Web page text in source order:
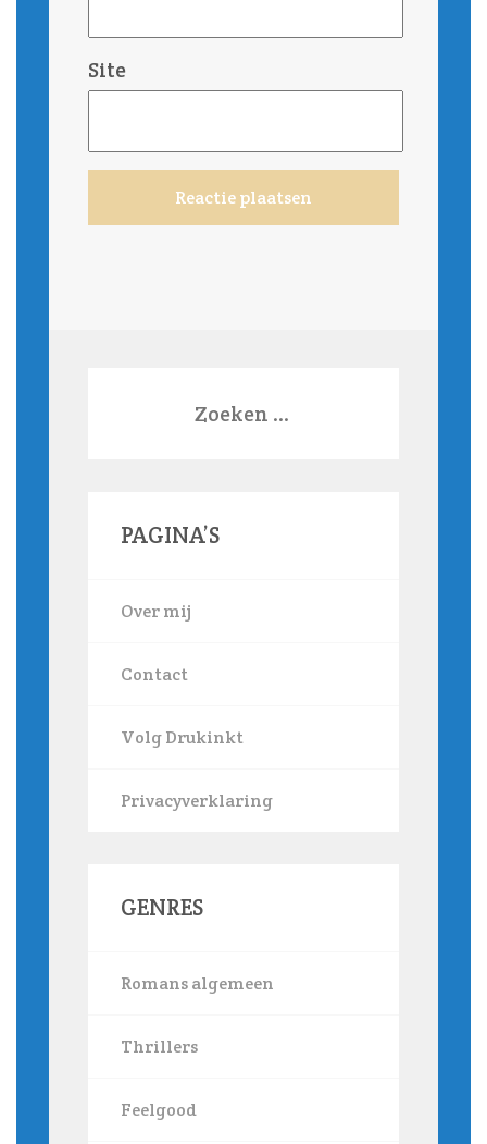
Site
PAGINA’S
Over mij
Contact
Volg Drukinkt
Privacyverklaring
GENRES
Romans algemeen
Thrillers
Feelgood